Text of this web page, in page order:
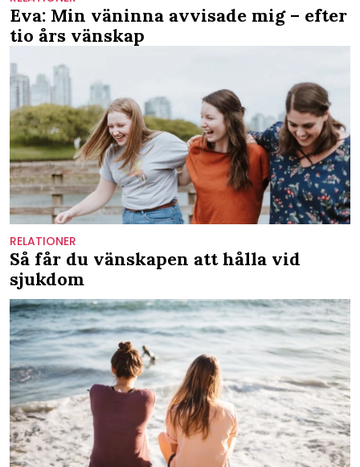
Eva: Min väninna avvisade mig – efter
tio års vänskap
RELATIONER
Så får du vänskapen att hålla vid
sjukdom